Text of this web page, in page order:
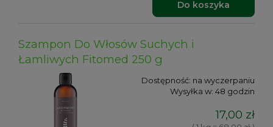
Do koszyka
Szampon Do Włosów Suchych i
Łamliwych Fitomed 250 g
Dostępność: na wyczerpaniu
Wysyłka w: 48 godzin
17,00 zł